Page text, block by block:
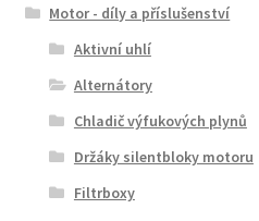
Motor - díly a příslušenství
Aktivní uhlí
Alternátory
Chladič výfukových plynů
Držáky silentbloky motoru
Filtrboxy